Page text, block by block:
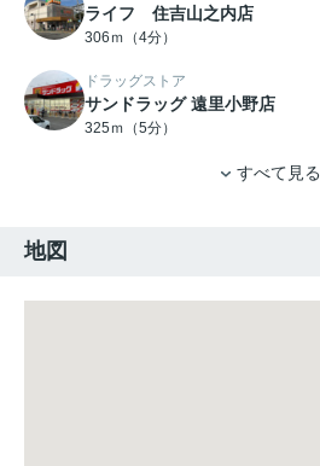
ライフ 住吉山之内店
306ｍ（4分）
ドラッグストア
サンドラッグ 遠里小野店
325ｍ（5分）
すべて見る
地図